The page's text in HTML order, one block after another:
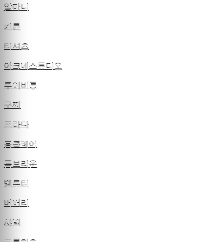
알마니
키톤
티셔츠
아크네스튜디오
루이비통
구찌
프라다
몽클레어
톰브라운
벨루티
버버리
샤넬